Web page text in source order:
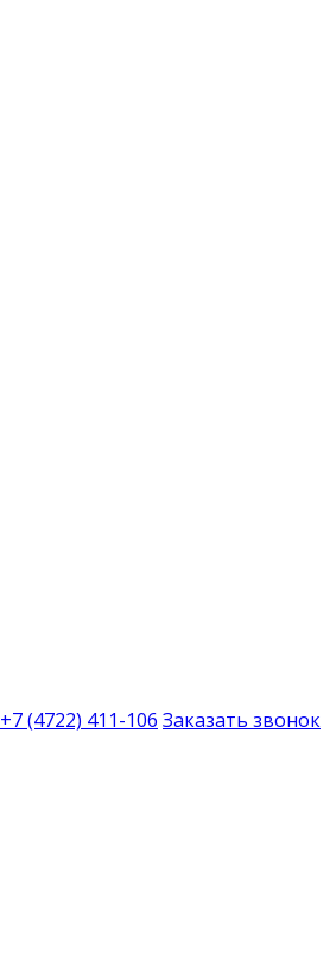
+7 (4722) 411-106 Заказать звонок